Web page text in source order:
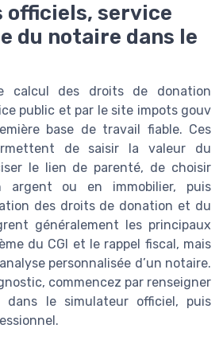
officiels, service
du notaire dans le
calcul des droits de donation
public et par le site impots gouv
base de travail fiable. Ces
de saisir la valeur du
le lien de parenté, de choisir
argent ou en immobilier, puis
des droits de donation et du
généralement les principaux
du CGI et le rappel fiscal, mais
personnalisée d’un notaire.
commencez par renseigner
dans le simulateur officiel, puis